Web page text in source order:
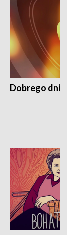
Dobrego dnia